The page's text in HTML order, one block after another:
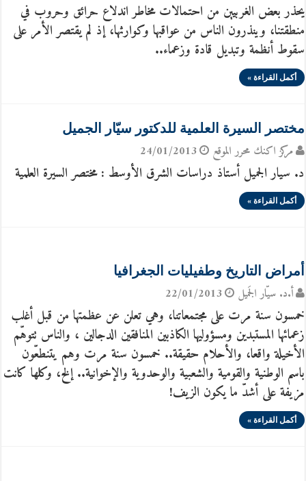
يحذر بعض الغربيين من احتمالات مخاطر اندلاع حرائق وحروب في
منطقتنا، وينذرون الناس من عواقبها وكوارثها، إذ لم يقتصر الأمر على
سقوط أنظمة وتبديل قادة وزعماء..
أكمل القراءة »
مختصر السيرة العلمية للدكتور سيّار الجميل
مركز اكنك محرر الموقع 24/01/2013
د. سيار الجميل أستاذ دراسات الشرق الأوسط : مختصر السيرة العلمية
أكمل القراءة »
أمراض التاريخ وطفيليات الجغرافيا
أ.د. سيّار الجَميل 22/01/2013
خمسون سنة مرت على مجتمعاتنا، وهي تعلن عن عظمتها من قبل أغلب
زعمائها المستبدين ومسؤوليها الكاذبين المنافقين الدجالين ، والناس تتوهّم
الأخيلة واقعا، والأحلام حقيقة.. خمسون سنة مرت وهم يتنطعّون
باسم الوطنية والقومية والشعبية والوحدوية والإخوانية.. إلخ، وكلها كانت
مزيفة على أشدّ ما يكون الزيف!
أكمل القراءة »